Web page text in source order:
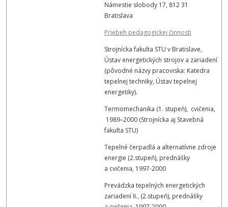
Námestie slobody 17, 812 31
Bratislava
Priebeh pedagogickej činnosti
Strojnícka fakulta STU v Bratislave,
Ústav energetických strojov a zariadení
(pôvodné názvy pracoviska: Katedra
tepelnej techniky, Ústav tepelnej
energetiky).
Termomechanika (1. stupeň), cvičenia,
1989–2000 (Strojnícka aj Stavebná
fakulta STU)
Tepelné čerpadlá a alternatívne zdroje
energie (2.stupeň), prednášky
a cvičenia, 1997-2000
Prevádzka tepelných energetických
zariadení II., (2.stupeň), prednášky